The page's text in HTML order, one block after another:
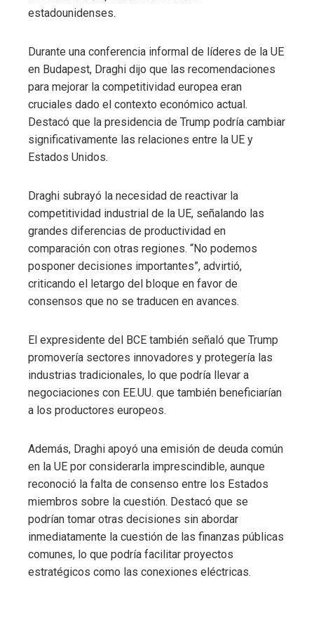
estadounidenses.
Durante una conferencia informal de líderes de la UE
en Budapest, Draghi dijo que las recomendaciones
para mejorar la competitividad europea eran
cruciales dado el contexto económico actual.
Destacó que la presidencia de Trump podría cambiar
significativamente las relaciones entre la UE y
Estados Unidos.
Draghi subrayó la necesidad de reactivar la
competitividad industrial de la UE, señalando las
grandes diferencias de productividad en
comparación con otras regiones. “No podemos
posponer decisiones importantes”, advirtió,
criticando el letargo del bloque en favor de
consensos que no se traducen en avances.
El expresidente del BCE también señaló que Trump
promovería sectores innovadores y protegería las
industrias tradicionales, lo que podría llevar a
negociaciones con EE.UU. que también beneficiarían
a los productores europeos.
Además, Draghi apoyó una emisión de deuda común
en la UE por considerarla imprescindible, aunque
reconoció la falta de consenso entre los Estados
miembros sobre la cuestión. Destacó que se
podrían tomar otras decisiones sin abordar
inmediatamente la cuestión de las finanzas públicas
comunes, lo que podría facilitar proyectos
estratégicos como las conexiones eléctricas.